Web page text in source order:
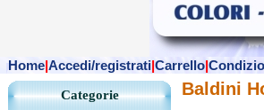
Home|Accedi/registrati|Carrello|
Categorie Baldini